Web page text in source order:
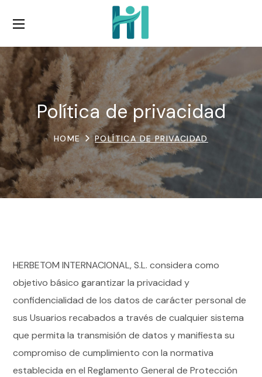
Política de privacidad
HOME POLÍTICA DE PRIVACIDAD
HERBETOM INTERNACIONAL, S.L. considera como
objetivo básico garantizar la privacidad y
confidencialidad de los datos de carácter personal de
sus Usuarios recabados a través de cualquier sistema
que permita la transmisión de datos y manifiesta su
compromiso de cumplimiento con la normativa
establecida en el Reglamento General de Protección